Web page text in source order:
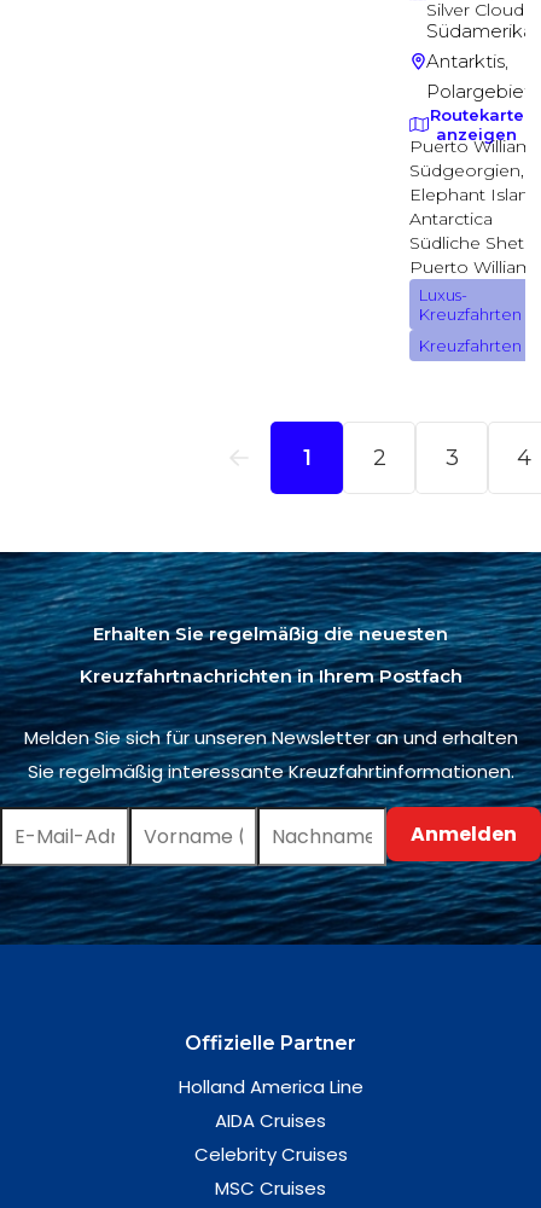
Erhalten Sie regelmäßig die neuesten
Kreuzfahrtnachrichten in Ihrem Postfach
Melden Sie sich für unseren Newsletter an und erhalten
Sie regelmäßig interessante Kreuzfahrtinformationen.
Offizielle Partner
Holland America Line
AIDA Cruises
Celebrity Cruises
MSC Cruises